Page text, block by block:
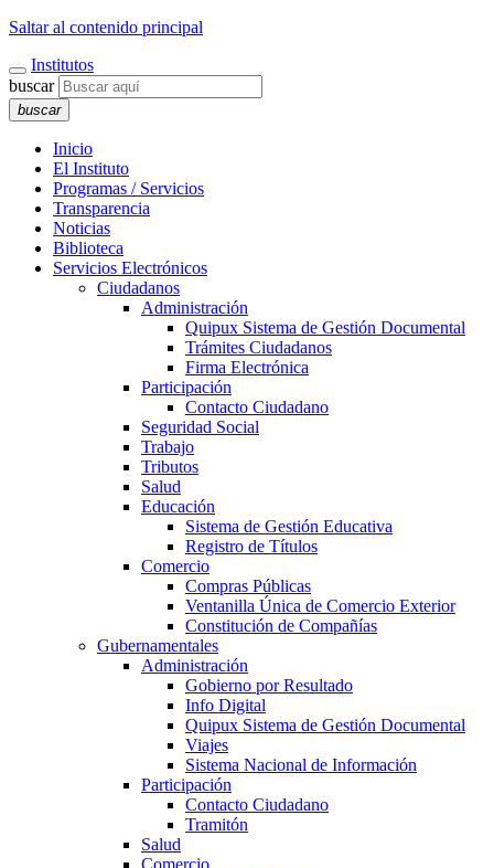
Saltar al contenido principal
Institutos
buscar
buscar
Inicio
El Instituto
Programas / Servicios
Transparencia
Noticias
Biblioteca
Servicios Electrónicos
Ciudadanos
Administración
Quipux Sistema de Gestión Documental
Trámites Ciudadanos
Firma Electrónica
Participación
Contacto Ciudadano
Seguridad Social
Trabajo
Tributos
Salud
Educación
Sistema de Gestión Educativa
Registro de Títulos
Comercio
Compras Públicas
Ventanilla Única de Comercio Exterior
Constitución de Compañías
Gubernamentales
Administración
Gobierno por Resultado
Info Digital
Quipux Sistema de Gestión Documental
Viajes
Sistema Nacional de Información
Participación
Contacto Ciudadano
Tramitón
Salud
Comercio